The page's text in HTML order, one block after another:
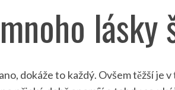
lásky
dokáže to každý. Ovšem těžší